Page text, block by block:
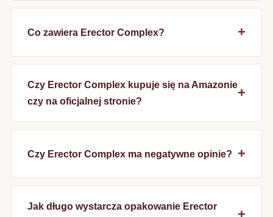
Co zawiera Erector Complex?
Czy Erector Complex kupuje się na Amazonie
czy na oficjalnej stronie?
Czy Erector Complex ma negatywne opinie?
Jak długo wystarcza opakowanie Erector